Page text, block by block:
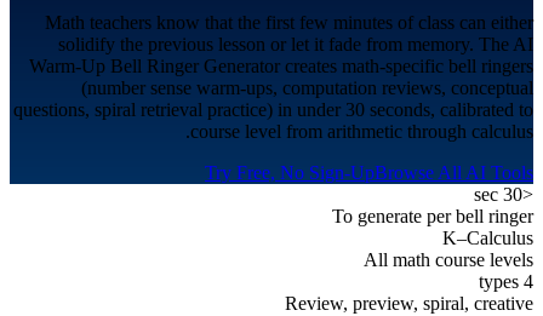
Math teachers know that the first few minutes of class can either
solidify the previous lesson or let it fade from memory. The AI
Warm-Up Bell Ringer Generator creates math-specific bell ringers
(number sense warm-ups, computation reviews, conceptual
questions, spiral retrieval practice) in under 30 seconds, calibrated to
course level from arithmetic through calculus.
Try Free, No Sign-UpBrowse All AI Tools
<30 sec
To generate per bell ringer
K–Calculus
All math course levels
4 types
Review, preview, spiral, creative